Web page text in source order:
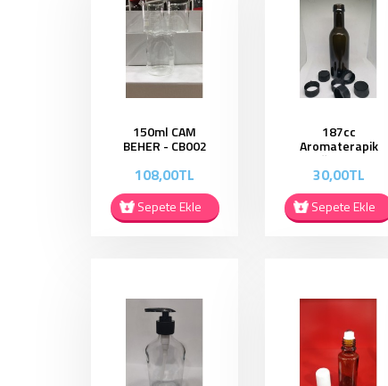
150ml CAM
BEHER - CB002
108,00TL
Sepete Ekle
187cc
Aromaterapik
Yağ Şişesi -
CV187
30,00TL
Sepete Ekle